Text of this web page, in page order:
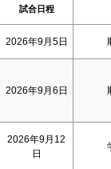
試合日程
2026年9月5日
2026年9月6日
2026年9月12
日